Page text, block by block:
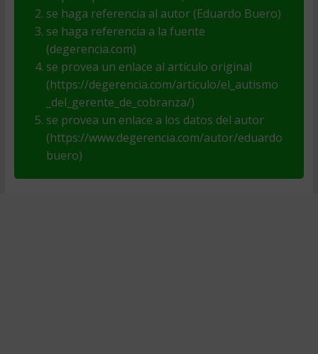
se haga referencia al autor (Eduardo Buero)
se haga referencia a la fuente
(degerencia.com)
se provea un enlace al artículo original
(https://degerencia.com/articulo/el_autismo
_del_gerente_de_cobranza/)
se provea un enlace a los datos del autor
(https://www.degerencia.com/autor/eduardo
buero)